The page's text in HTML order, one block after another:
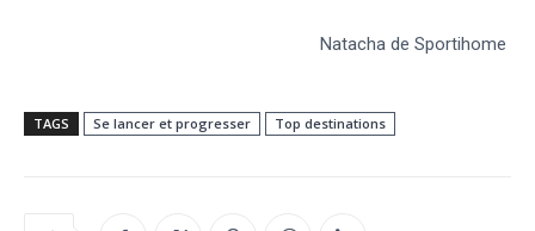
Natacha de Sportihome
TAGS Se lancer et progresser Top destinations